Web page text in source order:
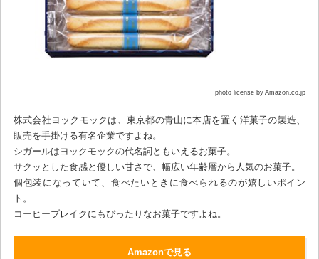
photo license by Amazon.co.jp
株式会社ヨックモックは、東京都の青山に本店を置く洋菓子の製造、
販売を手掛ける有名企業ですよね。
シガールはヨックモックの代名詞ともいえるお菓子。
サクッとした食感と優しい甘さで、幅広い年齢層から人気のお菓子。
個包装になっていて、食べたいときに食べられるのが嬉しいポイン
ト。
コーヒーブレイクにもぴったりなお菓子ですよね。
Amazonで見る